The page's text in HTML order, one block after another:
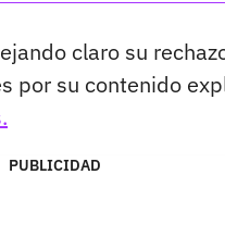
claro su
por su contenido
PUBLICIDAD